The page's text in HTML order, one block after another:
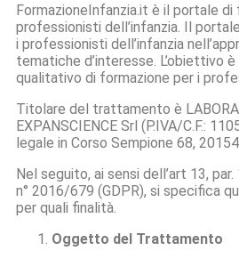
FormazioneInfanzia.it è il portale
professionisti dell’infanzia. Il
i professionisti dell’infanzia
tematiche d’interesse. L’obiettivo
qualitativo di formazione per i
Titolare del trattamento è
EXPANSCIENCE Srl (P.IVA/C.F.:
legale in Corso Sempione 68, 20154
Nel seguito, ai sensi dell’art 13,
n° 2016/679 (GDPR), si specifica
per quali finalità.
Oggetto del Trattamento